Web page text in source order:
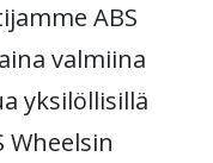
ABS
valmiina
yksilöllisillä
Wheelsin